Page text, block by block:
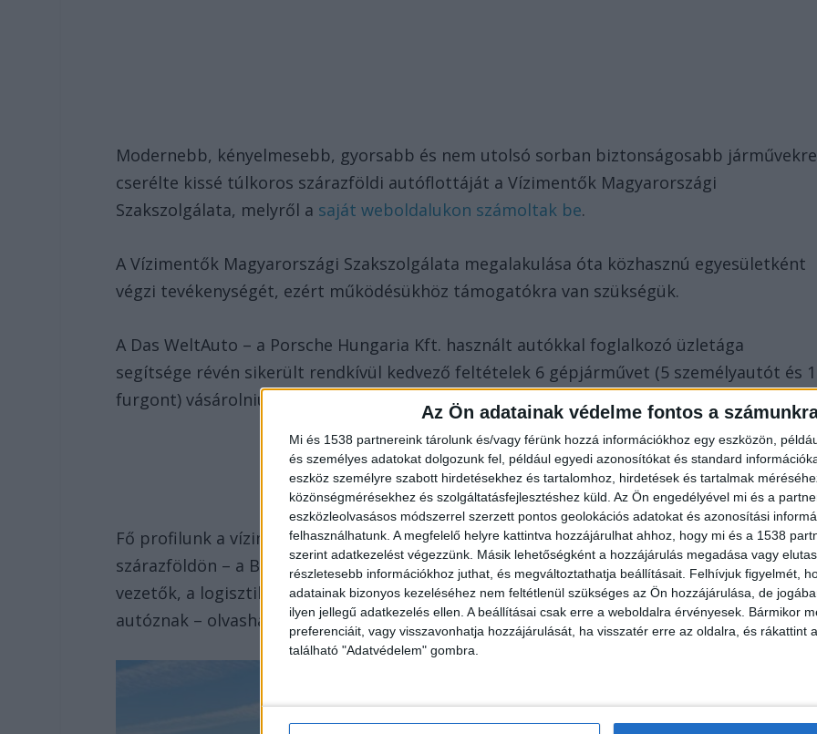
Az Ön adatainak védelme fontos a
Mi és 1538 partnereink tárolunk és/vagy férünk hozzá információkhoz egy eszközön,
és személyes adatokat dolgozunk fel, például egyedi azonosítókat és standard
eszköz személyre szabott hirdetésekhez és tartalomhoz, hirdetések és tartalmak
közönségmérésekhez és szolgáltatásfejlesztéshez küld. Az Ön engedélyével mi és a
eszközleolvasásos módszerrel szerzett pontos geolokációs adatokat és azonosítási
felhasználhatunk. A megfelelő helyre kattintva hozzájárulhat ahhoz, hogy mi és a 1538
szerint adatkezelést végezzünk. Másik lehetőségként a hozzájárulás megadása vagy
részletesebb információkhoz juthat, és megváltoztathatja beállításait. Felhívjuk figyelmét,
adatainak bizonyos kezeléséhez nem feltétlenül szükséges az Ön hozzájárulása, de
ilyen jellegű adatkezelés ellen. A beállításai csak erre a weboldalra érvényesek. Bármikor
preferenciáit, vagy visszavonhatja hozzájárulását, ha visszatér erre az oldalra, és rákattint
található "Adatvédelem" gombra.
Modernebb, kényelmesebb, gyorsabb és nem utolsó sorban biztonságosabb járművekre
cserélte kissé túlkoros szárazföldi autóflottáját a Vízimentők Magyarországi
Szakszolgálata, melyről a saját weboldalukon számoltak be.
A Vízimentők Magyarországi Szakszolgálata megalakulása óta közhasznú egyesületként
végzi tevékenységét, ezért működésükhöz támogatókra van szükségük.
A Das WeltAuto – a Porsche Hungaria Kft. használt autókkal foglalkozó üzletága
segítsége révén sikerült rendkívül kedvező feltételek 6 gépjárművet (5 személyautót és 1
furgont) vásárolniuk.
Fő profilunk a vízimentés. Ám tevékenységünk nem csak a vízre korlátozódik,
szárazföldön – a Balaton északi és déli partján – is rengeteget vagyunk úton. A területi
vezetők, a logisztikai egység, a média csoport tagjai munkájukból kifolyólag minden nap
autóznak – olvasható a vízimentők portálján.